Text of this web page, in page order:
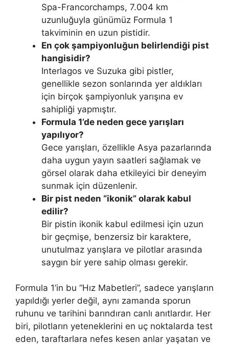
Spa-Francorchamps, 7.004 km
uzunluğuyla günümüz Formula 1
takviminin en uzun pistidir.
En çok şampiyonluğun belirlendiği pist
hangisidir?
Interlagos ve Suzuka gibi pistler,
genellikle sezon sonlarında yer aldıkları
için birçok şampiyonluk yarışına ev
sahipliği yapmıştır.
Formula 1’de neden gece yarışları
yapılıyor?
Gece yarışları, özellikle Asya pazarlarında
daha uygun yayın saatleri sağlamak ve
görsel olarak daha etkileyici bir deneyim
sunmak için düzenlenir.
Bir pist neden “ikonik” olarak kabul
edilir?
Bir pistin ikonik kabul edilmesi için uzun
bir geçmişe, benzersiz bir karaktere,
unutulmaz yarışlara ve pilotlar arasında
saygın bir yere sahip olması gerekir.
Formula 1’in bu “Hız Mabetleri”, sadece yarışların
yapıldığı yerler değil, aynı zamanda sporun
ruhunu ve tarihini barındıran canlı anıtlardır. Her
biri, pilotların yeteneklerini en uç noktalarda test
eden, taraftarlara nefes kesen anlar yaşatan ve